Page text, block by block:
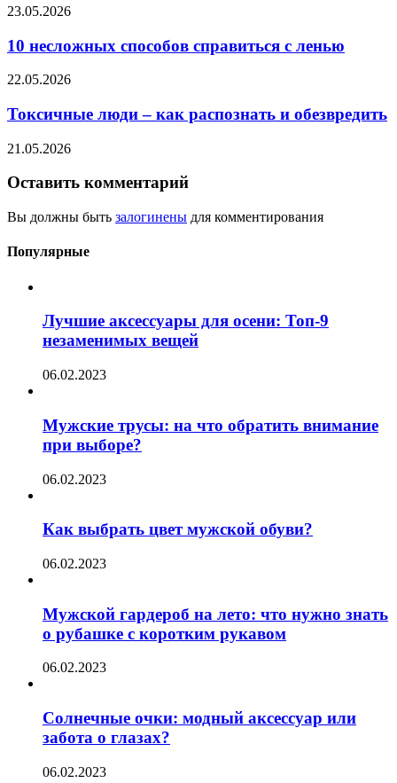
23.05.2026
10 несложных способов справиться с ленью
22.05.2026
Токсичные люди – как распознать и обезвредить
21.05.2026
Оставить комментарий
Вы должны быть залогинены для комментирования
Популярные
Лучшие аксессуары для осени: Топ-9
незаменимых вещей
06.02.2023
Мужские трусы: на что обратить внимание
при выборе?
06.02.2023
Как выбрать цвет мужской обуви?
06.02.2023
Мужской гардероб на лето: что нужно знать
о рубашке с коротким рукавом
06.02.2023
Солнечные очки: модный аксессуар или
забота о глазах?
06.02.2023